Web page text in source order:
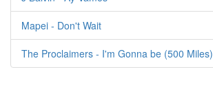
Mapei - Don't Wait
The Proclaimers - I'm Gonna be (500 Miles)